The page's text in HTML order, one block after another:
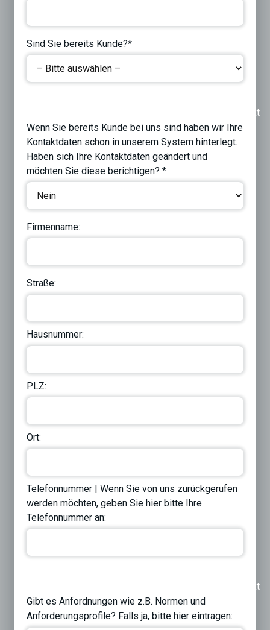
Sind Sie bereits Kunde?*
Next
Wenn Sie bereits Kunde bei uns sind haben wir Ihre
Kontaktdaten schon in unserem System hinterlegt.
Haben sich Ihre Kontaktdaten geändert und
möchten Sie diese berichtigen? *
Firmenname:
Straße:
Hausnummer:
PLZ:
Ort:
Telefonnummer | Wenn Sie von uns zurückgerufen
werden möchten, geben Sie hier bitte Ihre
Telefonnummer an:
Next
Gibt es Anfordnungen wie z.B. Normen und
Anforderungsprofile? Falls ja, bitte hier eintragen: